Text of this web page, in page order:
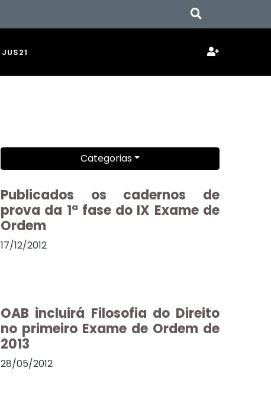
JUS21
Categorias
Publicados os cadernos de
prova da 1ª fase do IX Exame de
Ordem
17/12/2012
OAB incluirá Filosofia do Direito
no primeiro Exame de Ordem de
2013
28/05/2012